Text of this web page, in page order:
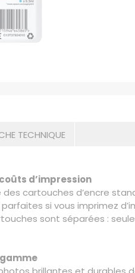
TECHNIQUE
d’impression
des cartouches d’encre
parfaites si vous imprimez
sont séparées :